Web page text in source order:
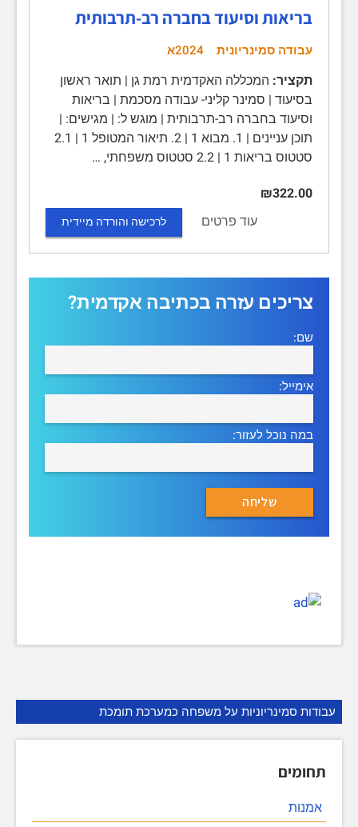
עבודות סמינריוניות על משפחה כמערכת תומכת
תחומים
אמנות
בריאות וסיעוד בחברה רב-תרבותית
עבודה סמינריונית 2024א
תקציר: המכללה האקדמית רמת גן | תואר ראשון
בסיעוד | סמינר קליני- עבודה מסכמת | בריאות
וסיעוד בחברה רב-תרבותית | מוגש ל: | מגישים: |
תוכן עניינים | 1. מבוא 1 | 2. תיאור המטופל 1 | 2.1
סטטוס בריאות 1 | 2.2 סטטוס משפחתי, …
₪322.00
עוד פרטים
לרכישה והורדה מיידית
צריכים עזרה בכתיבה אקדמית?
שם:
אימייל:
במה נוכל לעזור: